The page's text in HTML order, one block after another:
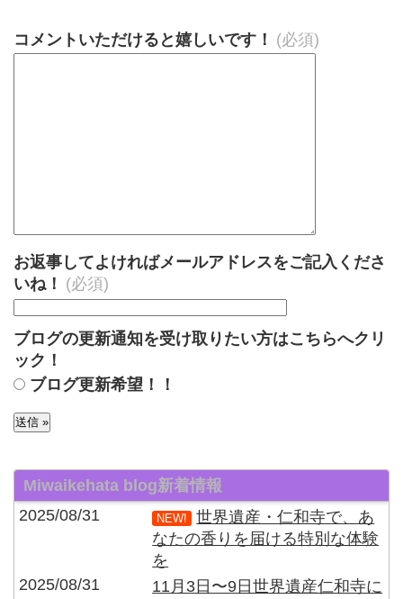
コメントいただけると嬉しいです！ (必須)
お返事してよければメールアドレスをご記入くださ
いね！ (必須)
ブログの更新通知を受け取りたい方はこちらへクリ
ック！
ブログ更新希望！！
Miwaikehata blog新着情報
2025/08/31
NEW!
世界遺産・仁和寺で、あ
なたの香りを届ける特別な体験
を
2025/08/31
11月3日〜9日世界遺産仁和寺に